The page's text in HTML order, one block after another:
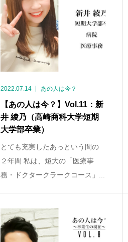
2022.07.14 あの人は今？
【あの人は今？】Vol.11：新
井 綾乃（高崎商科大学短期
大学部卒業）
とても充実したあっという間の
２年間 私は、短大の「医療事
務・ドクタークラークコース」...